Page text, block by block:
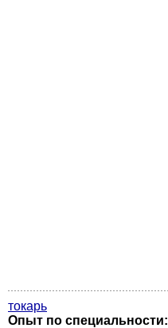
токарь
Опыт по специальности: